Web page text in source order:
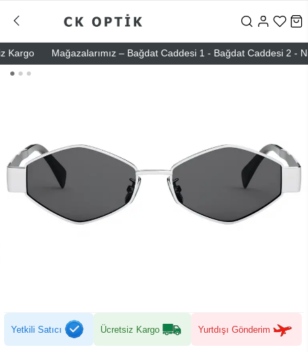
Mağazalarımız – Bağdat Caddesi 1 - Bağdat Caddesi 2 -
Yetkili Satıcı Ücretsiz Kargo Yurtdışı Gönderim